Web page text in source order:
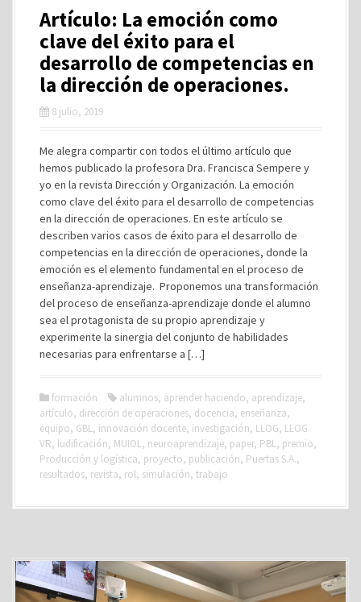
Artículo: La emoción como
clave del éxito para el
desarrollo de competencias en
la dirección de operaciones.
8 julio, 2019
Me alegra compartir con todos el último artículo que
hemos publicado la profesora Dra. Francisca Sempere y
yo en la revista Dirección y Organización. La emoción
como clave del éxito para el desarrollo de competencias
en la dirección de operaciones. En este artículo se
describen varios casos de éxito para el desarrollo de
competencias en la dirección de operaciones, donde la
emoción es el elemento fundamental en el proceso de
enseñanza-aprendizaje. Proponemos una transformación
del proceso de enseñanza-aprendizaje donde el alumno
sea el protagonista de su propio aprendizaje y
experimente la sinergia del conjunto de habilidades
necesarias para enfrentarse a […]
formación alumnos, aprender haciendo, aprendizaje,
artículo, dirección de operaciones, docencia, enseñanza,
equipo, GBL, innovación docente, investigación, LLOG, LLOG
VR, ludificación, MUIOL, neuroaprendizaje, paper, PBL, premio,
Producción y logística, proyecto, publicación, Puertas S.A.,
resultados, revista, rol, simulación, trabajo